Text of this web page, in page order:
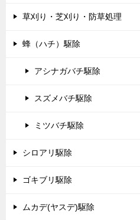
草刈り・芝刈り・防草処理
蜂（ハチ）駆除
アシナガバチ駆除
スズメバチ駆除
ミツバチ駆除
シロアリ駆除
ゴキブリ駆除
ムカデ(ヤスデ)駆除